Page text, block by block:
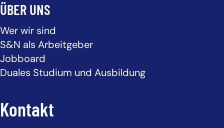
ÜBER UNS
Wer wir sind
S&N als Arbeitgeber
Jobboard
Duales Studium und Ausbildung
Kontakt